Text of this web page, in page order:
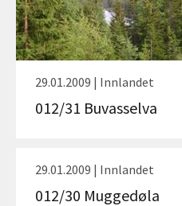
29.01.2009 | Innlandet
012/31 Buvasselva
29.01.2009 | Innlandet
012/30 Muggedøla